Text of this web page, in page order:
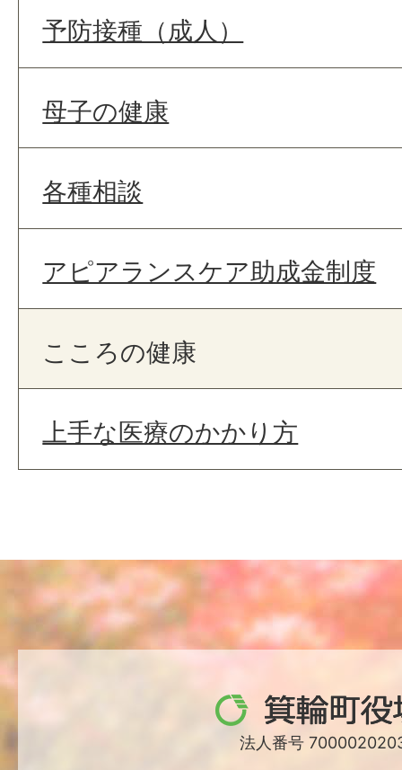
予防接種（成人）
母子の健康
各種相談
アピアランスケア助成金制度
こころの健康
上手な医療のかかり方
箕
輪法人番号